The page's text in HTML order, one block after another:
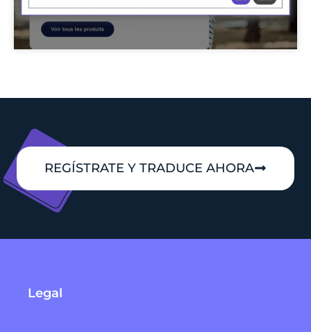
REGÍSTRATE Y TRADUCE AHORA
Legal